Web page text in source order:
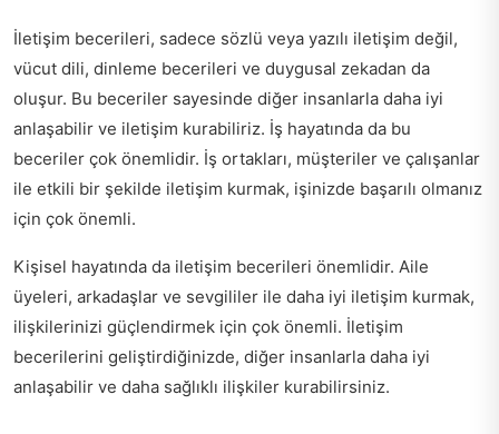
İletişim becerileri, sadece sözlü veya yazılı iletişim değil,
vücut dili, dinleme becerileri ve duygusal zekadan da
oluşur. Bu beceriler sayesinde diğer insanlarla daha iyi
anlaşabilir ve iletişim kurabiliriz. İş hayatında da bu
beceriler çok önemlidir. İş ortakları, müşteriler ve çalışanlar
ile etkili bir şekilde iletişim kurmak, işinizde başarılı olmanız
için çok önemli.
Kişisel hayatında da iletişim becerileri önemlidir. Aile
üyeleri, arkadaşlar ve sevgililer ile daha iyi iletişim kurmak,
ilişkilerinizi güçlendirmek için çok önemli. İletişim
becerilerini geliştirdiğinizde, diğer insanlarla daha iyi
anlaşabilir ve daha sağlıklı ilişkiler kurabilirsiniz.